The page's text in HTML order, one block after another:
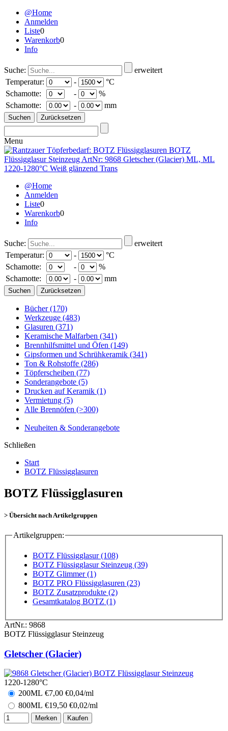
@Home
Anmelden
Liste0
Warenkorb0
Info
Suche:
erweitert
Temperatur:
-
°C
Schamotte:
-
%
Schamotte:
- mm
Menu
@Home
Anmelden
Liste0
Warenkorb0
Info
Suche:
erweitert
Temperatur:
-
°C
Schamotte:
-
%
Schamotte:
- mm
Bücher(170)
Werkzeuge (483)
Glasuren (371)
Keramische Malfarben (341)
Brennhilfsmittel und Öfen (149)
Gipsformen und Schrühkeramik (341)
Ton & Rohstoffe (286)
Töpferscheiben (77)
Sonderangebote (5)
Drucken auf Keramik (1)
Vermietung (5)
Alle Brennöfen (>300)
Neuheiten & Sonderangebote
Schließen
Start
BOTZ Flüssigglasuren
BOTZ Flüssigglasuren
> Übersicht nach Artikelgruppen
Artikelgruppen:
BOTZ Flüssigglasur (108)
BOTZ Flüssigglasur Steinzeug (39)
BOTZ Glimmer (1)
BOTZ PRO Flüssigglasuren (23)
BOTZ Zusatzprodukte (2)
Gesamtkatalog BOTZ (1)
ArtNr.: 9868
BOTZ Flüssigglasur Steinzeug
Gletscher (Glacier)
1220-1280°C
200ML €7,00 €0,04/ml
800ML €19,50 €0,02/ml
Merken Kaufen